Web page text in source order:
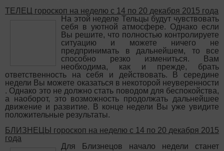
ТЕЛЕЦ гороскоп на неделю с 14 по 20 декабря 2015 года
На этой неделе Тельцы будут чувствовать
себя в уютной атмосфере. Однако если
Вы решите, что полностью контролируете
ситуацию и можете ничего не
предпринимать в дальнейшем, то все
способно резко измениться. Вам
необходима, как и прежде, брать
ответственность на себя и действовать. В середине
недели Вы можете оказаться в некоторой неуверенности
. Однако это не должно стать поводом для беспокойства,
а наоборот, это возможность продолжать дальнейшее
движение и развитие. В конце недели Вы уже увидите
положительные результаты.
БЛИЗНЕЦЫ гороскоп на неделю с 14 по 20 декабря 2015
года
Для Близнецов начало недели станет